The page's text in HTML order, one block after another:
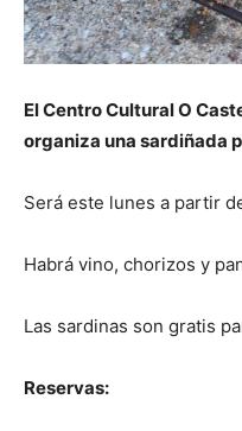
El Centro Cultural O
organiza una sardiñada
Será este lunes a partir
Habrá vino, chorizos y
Las sardinas son gratis
Reservas: